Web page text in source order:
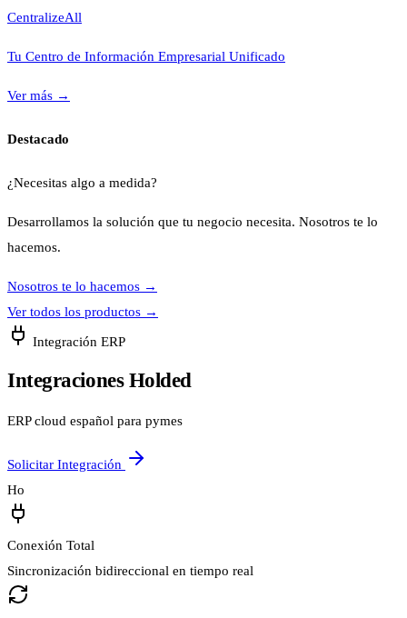
CentralizeAll
Tu Centro de Información Empresarial Unificado
Ver más →
Destacado
¿Necesitas algo a medida?
Desarrollamos la solución que tu negocio necesita. Nosotros te lo
hacemos.
Nosotros te lo hacemos →
Ver todos los productos →
Integración ERP
Integraciones Holded
ERP cloud español para pymes
Solicitar Integración
Ho
Conexión Total
Sincronización bidireccional en tiempo real